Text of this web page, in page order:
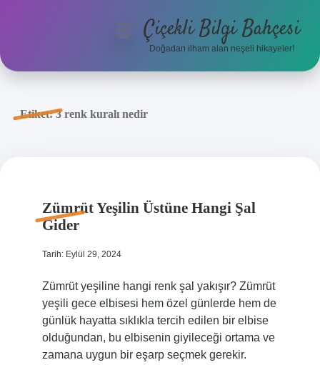
Anasayfa
menüyüÇiçekli Bilgi Bahçesi
Doğadan ilham alan neşeli hikayeler!
Etiket:3 renk kuralı nedir
Zümrüt Yeşilin Üstüne Hangi Şal
Gider
Tarih: Eylül 29, 2024
Zümrüt yeşiline hangi renk şal yakışır? Zümrüt
yeşili gece elbisesi hem özel günlerde hem de
günlük hayatta sıklıkla tercih edilen bir elbise
olduğundan, bu elbisenin giyileceği ortama ve
zamana uygun bir eşarp seçmek gerekir.